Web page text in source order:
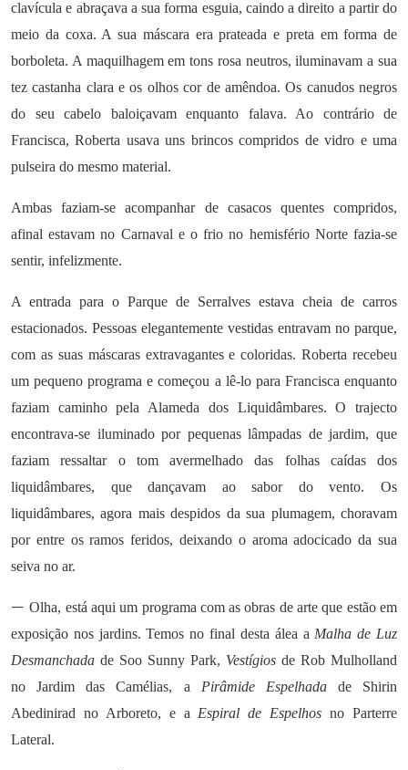
clavícula e abraçava a sua forma esguia, caindo a direito a partir do
meio da coxa. A sua máscara era prateada e preta em forma de
borboleta. A maquilhagem em tons rosa neutros, iluminavam a sua
tez castanha clara e os olhos cor de amêndoa. Os canudos negros
do seu cabelo baloiçavam enquanto falava. Ao contrário de
Francisca, Roberta usava uns brincos compridos de vidro e uma
pulseira do mesmo material.
Ambas faziam-se acompanhar de casacos quentes compridos,
afinal estavam no Carnaval e o frio no hemisfério Norte fazia-se
sentir, infelizmente.
A entrada para o Parque de Serralves estava cheia de carros
estacionados. Pessoas elegantemente vestidas entravam no parque,
com as suas máscaras extravagantes e coloridas. Roberta recebeu
um pequeno programa e começou a lê-lo para Francisca enquanto
faziam caminho pela Alameda dos Liquidâmbares. O trajecto
encontrava-se iluminado por pequenas lâmpadas de jardim, que
faziam ressaltar o tom avermelhado das folhas caídas dos
liquidâmbares, que dançavam ao sabor do vento. Os
liquidâmbares, agora mais despidos da sua plumagem, choravam
por entre os ramos feridos, deixando o aroma adocicado da sua
seiva no ar.
—Olha, está aqui um programa com as obras de arte que estão em
exposição nos jardins. Temos no final desta álea a Malha de Luz
Desmanchada de Soo Sunny Park, Vestígios de Rob Mulholland
no Jardim das Camélias, a Pirâmide Espelhadade Shirin
Abedinirad no Arboreto, e a Espiral de Espelhos no Parterre
Lateral.